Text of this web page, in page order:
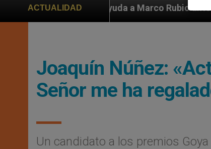
ACTUALIDAD
ayuda a Marco Rubio ante persecución de
Joaquín Núñez:
Señor me ha
Un candidato a los premios